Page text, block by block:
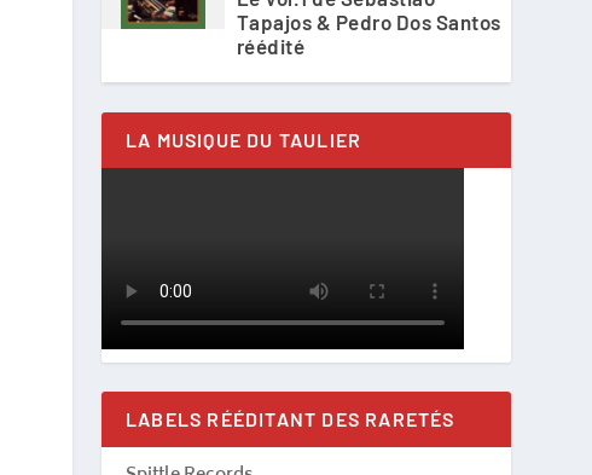
Tapajos & Pedro Dos Santos
réédité
LA MUSIQUE DU TAULIER
LABELS RÉÉDITANT DES RARETÉS